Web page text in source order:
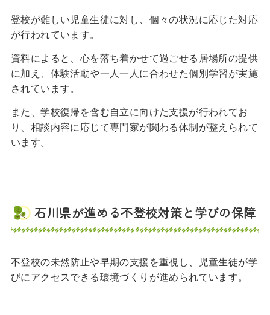
登校が難しい児童生徒に対し、個々の状況に応じた対応
が行われています。
資料によると、心を落ち着かせて過ごせる居場所の提供
に加え、体験活動や一人一人に合わせた個別学習が実施
されています。
また、学校復帰を含む自立に向けた支援が行われてお
り、相談内容に応じて専門家が関わる体制が整えられて
います。
石川県が進める不登校対策と学びの保障
不登校の未然防止や早期の支援を重視し、児童生徒が学
びにアクセスできる環境づくりが進められています。